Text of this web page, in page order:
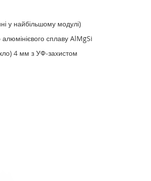
у найбільшому модулі)
алюмінієвого сплаву AlMgSi
4 мм з УФ-захистом